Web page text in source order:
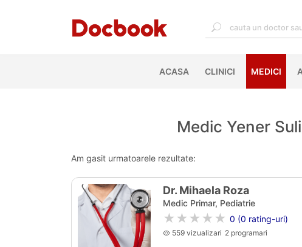
ACASA(CURRENT)
CLINICI MEDICI
Medic Yener
Am gasit urmatoarele rezultate:
Dr. Mihaela Roza
Medic Primar, Pediatrie
★★★★★ 0 (0 rating-uri)
559 vizualizari 2 programari